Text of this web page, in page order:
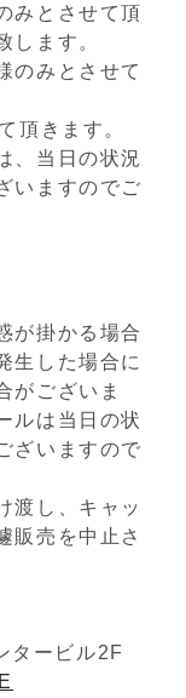
みとさせて頂
します。
のみとさせて
頂きます。
、当日の状況
いますのでご
が掛かる場合
生した場合に
がございま
ルは当日の状
ざいますので
渡し、キャッ
販売を中止さ
タービル2F